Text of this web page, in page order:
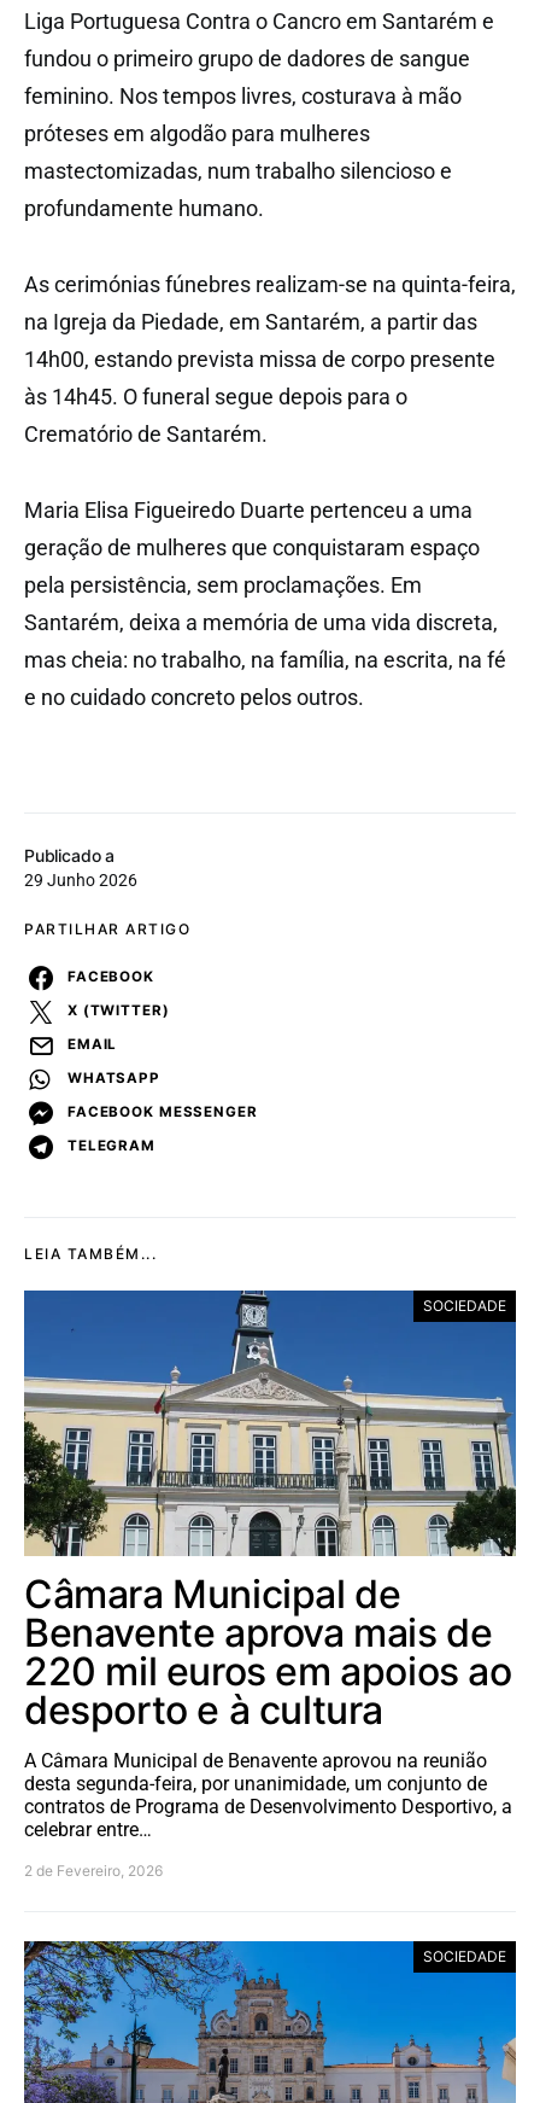
Publicado a
29 Junho 2026
PARTILHAR ARTIGO
FACEBOOK
X (TWITTER)
EMAIL
WHATSAPP
FACEBOOK MESSENGER
TELEGRAM
Liga Portuguesa Contra o Cancro em Santarém e
fundou o primeiro grupo de dadores de sangue
feminino. Nos tempos livres, costurava à mão
próteses em algodão para mulheres
mastectomizadas, num trabalho silencioso e
profundamente humano.
As cerimónias fúnebres realizam-se na quinta-feira,
na Igreja da Piedade, em Santarém, a partir das
14h00, estando prevista missa de corpo presente
às 14h45. O funeral segue depois para o
Crematório de Santarém.
Maria Elisa Figueiredo Duarte pertenceu a uma
geração de mulheres que conquistaram espaço
pela persistência, sem proclamações. Em
Santarém, deixa a memória de uma vida discreta,
mas cheia: no trabalho, na família, na escrita, na fé
e no cuidado concreto pelos outros.
LEIA TAMBÉM...
SOCIEDADE
Câmara Municipal de
Benavente aprova mais de
220 mil euros em apoios ao
desporto e à cultura
A Câmara Municipal de Benavente aprovou na reunião
desta segunda-feira, por unanimidade, um conjunto de
contratos de Programa de Desenvolvimento Desportivo, a
celebrar entre…
2 de Fevereiro, 2026
SOCIEDADE